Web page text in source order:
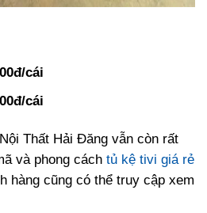
cái
cái
Thất Hải Đăng vẫn còn rất
và phong cách tủ kệ tivi giá rẻ
hàng cũng có thể truy cập xem